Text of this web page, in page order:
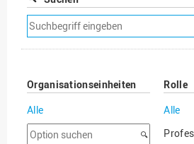
Suchfilter
entfernen
Organisationseinheiten
Alle
Option
Rolle
Alle